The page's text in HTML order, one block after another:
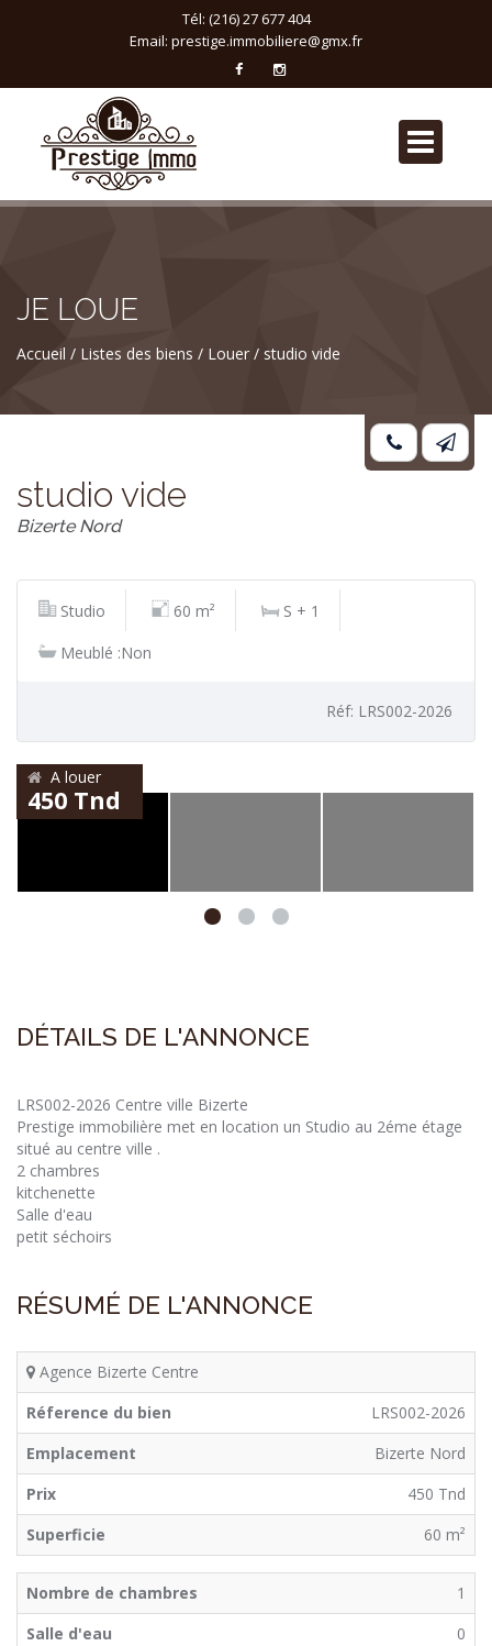
Tél: (216) 27 677 404
Email: prestige.immobiliere@gmx.fr
JE LOUE
Accueil Listes des biens Louer studio vide
studio vide
Bizerte Nord
Studio 60 m²
S + 1
Meublé :Non
Réf: LRS002-2026
A louer
450 Tnd
DÉTAILS DE L'ANNONCE
LRS002-2026 Centre ville Bizerte
Prestige immobilière met en location un Studio au 2éme étage
situé au centre ville .
2 chambres
kitchenette
Salle d'eau
petit séchoirs
RÉSUMÉ DE L'ANNONCE
Agence Bizerte Centre
Réference du bien
LRS002-2026
Emplacement
Bizerte Nord
Prix
450 Tnd
Superficie
60 m²
Nombre de chambres
1
Salle d'eau
0